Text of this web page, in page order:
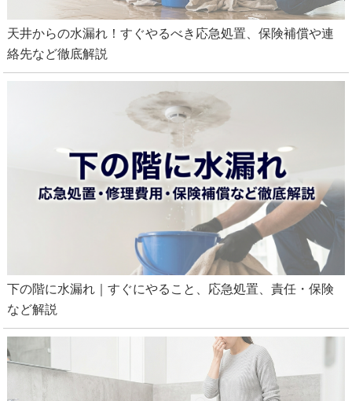
天井からの水漏れ！すぐやるべき応急処置、保険補償や連
絡先など徹底解説
下の階に水漏れ｜すぐにやること、応急処置、責任・保険
など解説